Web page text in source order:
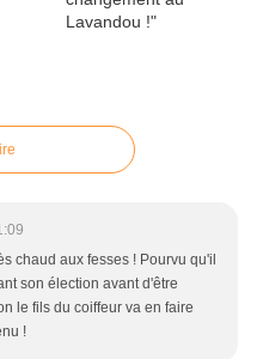
chaud aux fesses ! Pourvu qu'il
son élection avant d'être
le fils du coiffeur va en faire
!